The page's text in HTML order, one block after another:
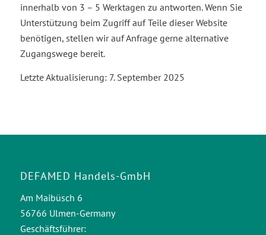
innerhalb von 3 – 5 Werktagen zu antworten. Wenn Sie
Unterstützung beim Zugriff auf Teile dieser Website
benötigen, stellen wir auf Anfrage gerne alternative
Zugangswege bereit.
Letzte Aktualisierung: 7. September 2025
DEFAMED Handels-GmbH
Am Maibüsch 6
56766 Ulmen-Germany
Geschäftsführer: